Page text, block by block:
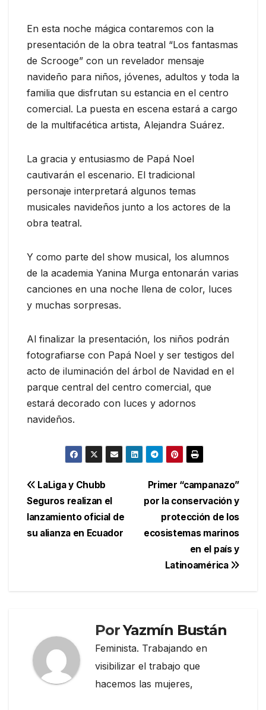
En esta noche mágica contaremos con la
presentación de la obra teatral “Los fantasmas
de Scrooge” con un revelador mensaje
navideño para niños, jóvenes, adultos y toda la
familia que disfrutan su estancia en el centro
comercial. La puesta en escena estará a cargo
de la multifacética artista, Alejandra Suárez.
La gracia y entusiasmo de Papá Noel
cautivarán el escenario. El tradicional
personaje interpretará algunos temas
musicales navideños junto a los actores de la
obra teatral.
Y como parte del show musical, los alumnos
de la academia Yanina Murga entonarán varias
canciones en una noche llena de color, luces
y muchas sorpresas.
Al finalizar la presentación, los niños podrán
fotografiarse con Papá Noel y ser testigos del
acto de iluminación del árbol de Navidad en el
parque central del centro comercial, que
estará decorado con luces y adornos
navideños.
Navegación
de
entradas
Primer “campanazo”
por la conservación y
protección de los
ecosistemas marinos
en el país y
Latinoamérica
LaLiga y Chubb
Seguros realizan el
lanzamiento oficial de
su alianza en Ecuador
PorYazmín Bustán
Feminista. Trabajando en
visibilizar el trabajo que
hacemos las mujeres,